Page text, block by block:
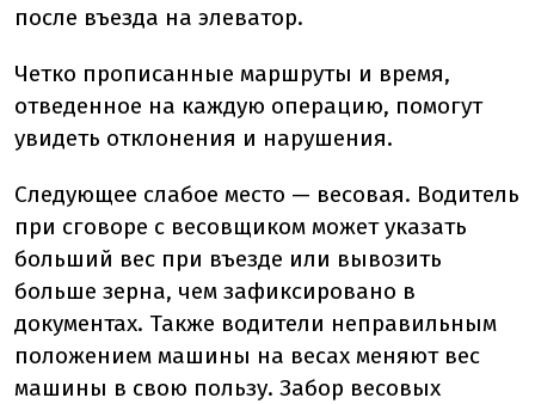
после въезда на элеватор.
Четко прописанные маршруты и время,
отведенное на каждую операцию, помогут
увидеть отклонения и нарушения.
Следующее слабое место — весовая. Водитель
при сговоре с весовщиком может указать
больший вес при въезде или вывозить
больше зерна, чем зафиксировано в
документах. Также водители неправильным
положением машины на весах меняют вес
машины в свою пользу. Забор весовых